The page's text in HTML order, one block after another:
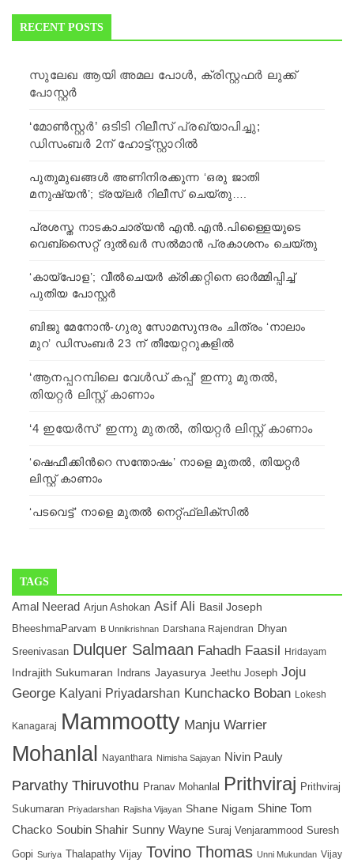
RECENT POSTS
സുലേഖ ആയി അമല പോള്‍, ക്രിസ്റ്റഫര്‍ ലുക്ക്
പോസ്റ്റര്‍
‘മോണ്‍സ്റ്റര്‍’ ഒടിടി റിലീസ് പ്രഖ്യാപിച്ചു;
ഡിസംബര്‍ 2ന് ഹോട്ട്സ്റ്റാറില്‍
പുതുമുഖങ്ങൾ അണിനിരക്കുന്ന ‘ഒരു ജാതി
മനുഷ്യൻ’; ട്രയ്ലർ റിലീസ് ചെയ്തു….
പ്രശസ്ത നാടകാചാര്യൻ എൻ.എൻ.പിള്ളൈയുടെ
വെബ്സൈറ്റ് ദുൽഖർ സൽമാൻ പ്രകാശനം ചെയ്തു
‘കായ്പോള’; വീൽചെയർ ക്രിക്കറ്റിനെ ഓർമ്മിപ്പിച്ച്
പുതിയ പോസ്റ്റർ
ബിജു മേനോൻ-ഗുരു സോമസുന്ദരം ചിത്രം ‘നാലാം
മുറ’ ഡിസംബർ 23 ന് തീയേറ്ററുകളിൽ
‘ആനപ്പറമ്പിലെ വേള്‍ഡ് കപ്പ്’ ഇന്നു മുതല്‍,
തിയറ്റര്‍ ലിസ്റ്റ് കാണാം
‘4 ഇയേര്‍സ്’ ഇന്നു മുതല്‍, തിയറ്റര്‍ ലിസ്റ്റ് കാണാം
‘ഷെഫീക്കിന്‍റെ സന്തോഷം’ നാളെ മുതല്‍, തിയറ്റര്‍
ലിസ്റ്റ് കാണാം
‘പടവെട്ട്’ നാളെ മുതൽ നെറ്റ്ഫ്ലിക്സിൽ
TAGS
Amal Neerad Arjun Ashokan Asif Ali Basil Joseph
BheeshmaParvam B Unnikrishnan Darshana Rajendran Dhyan
Sreenivasan Dulquer Salmaan Fahadh Faasil Hridayam
Indrajith Sukumaran Indrans Jayasurya Jeethu Joseph Joju
George Kalyani Priyadarshan Kunchacko Boban Lokesh
Kanagaraj Mammootty Manju Warrier
Mohanlal Nayanthara Nimisha Sajayan Nivin Pauly
Parvathy Thiruvothu Pranav Mohanlal Prithviraj Prithviraj
Sukumaran Priyadarshan Rajisha Vijayan Shane Nigam Shine Tom
Chacko Soubin Shahir Sunny Wayne Suraj Venjarammood Suresh
Gopi Suriya Thalapathy Vijay Tovino Thomas Unni Mukundan Vijay